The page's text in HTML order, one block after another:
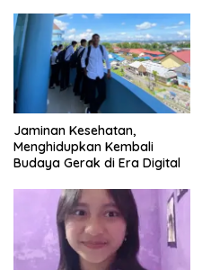
Jaminan Kesehatan,
Menghidupkan Kembali
Budaya Gerak di Era Digital